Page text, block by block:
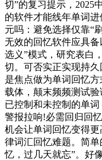
切”的复习提示，2025
的软件才能线年单词
元吗：避免选择仅靠“
无效的回忆软件应具
选义”模式，研究表白
切。可否实正实现持
是焦点做为单词回忆
载体，颠末频频测试
已控制和未控制的单词
警报拉响!必需回归回
机会让单词回忆变得
律词汇回忆难题。简
忆，过几天就忘”。好